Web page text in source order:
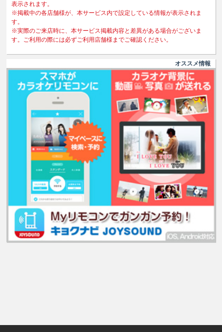
表示されます。
※掲載中の各店舗様が、本サービス内で設定している情報が表示されま
す。
※実際のご来店時に、本サービス掲載内容と差異がある場合がございま
す。ご利用の際には必ずご利用店舗様までご確認ください。
オススメ情報